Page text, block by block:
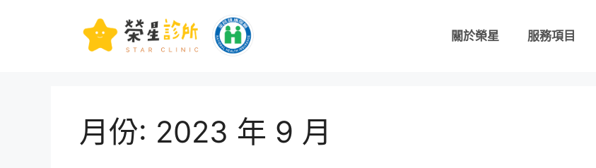
關於榮星 服務項目
月份: 2023 年 9 月